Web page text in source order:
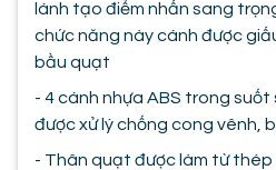
lánh tạo điểm nhấn sang
chức năng này cánh được
bầu quạt
- 4 cánh nhựa ABS trong suốt
được xử lý chống cong vênh,
- Thân quạt được làm từ thép